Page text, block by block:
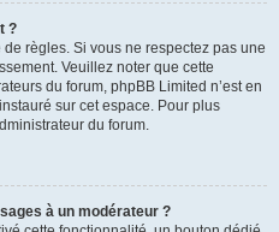
?
règles. Si vous ne respectez pas une
Veuillez noter que cette
du forum, phpBB Limited n’est en
sur cet espace. Pour plus
du forum.
à un modérateur ?